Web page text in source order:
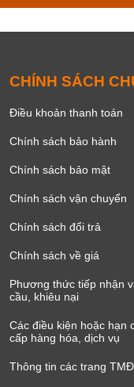
CHÍNH SÁCH
Điều khoản thanh toán
Chính sách bảo hành
Chính sách bảo mật
Chính sách vận chuyển
Chính sách đổi trả
Chính sách về giá
Phương thức tiếp nhận
cầu, khiêu nại
Các điều kiện hoặc hạn
cấp hàng hóa, dịch vụ
Thông tin các trang